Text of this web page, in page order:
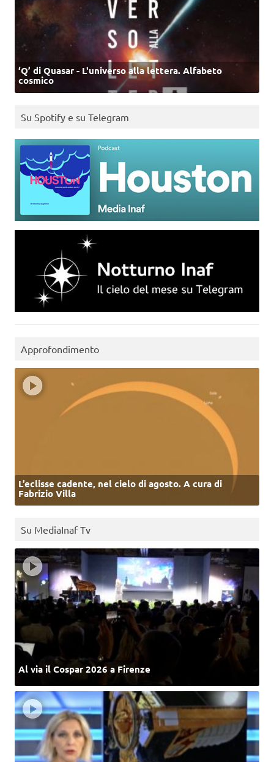
‘Q’ di Quasar - L'universo alla lettera. Alfabeto
cosmico
Su Spotify e su Telegram
Approfondimento
L’eclisse cadente, nel cielo di agosto. A cura di
Fabrizio Villa
Su MediaInaf Tv
Al via il Cospar 2026 a Firenze